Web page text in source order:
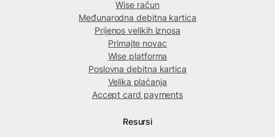
Wise račun
Međunarodna debitna kartica
Prijenos velikih iznosa
Primajte novac
Wise platforma
Poslovna debitna kartica
Velika plaćanja
Accept card payments
Resursi